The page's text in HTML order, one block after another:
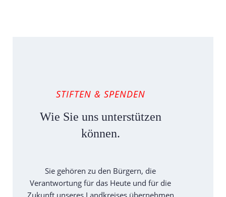
STIFTEN & SPENDEN
Wie Sie uns unterstützen
können.
Sie gehören zu den Bürgern, die
Verantwortung für das Heute und für die